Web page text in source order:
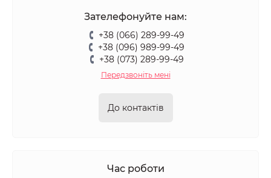
Зателефонуйте нам:
+38 (066) 289-99-49
+38 (096) 989-99-49
+38 (073) 289-99-49
Передзвоніть мені
До контактів
Час роботи